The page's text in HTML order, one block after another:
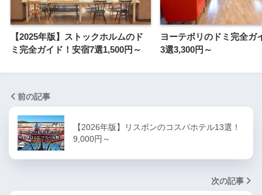
【2025年版】ストックホルムのド
ミ完全ガイド！安宿7選1,500円～
ヨーテボリのドミ完全ガ
3選3,300円～
前の記事
【2026年版】リスボンのコスパホテル13選！
9,000円～
次の記事